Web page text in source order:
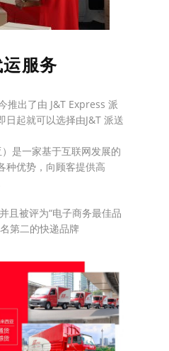
服务
推出了由 J&T Express 派
日起就可以选择由J&T 派送
是一家基于互联网发展的
种优势，向顾客提供高
且被评为“电子商务最佳品
第二的快递品牌